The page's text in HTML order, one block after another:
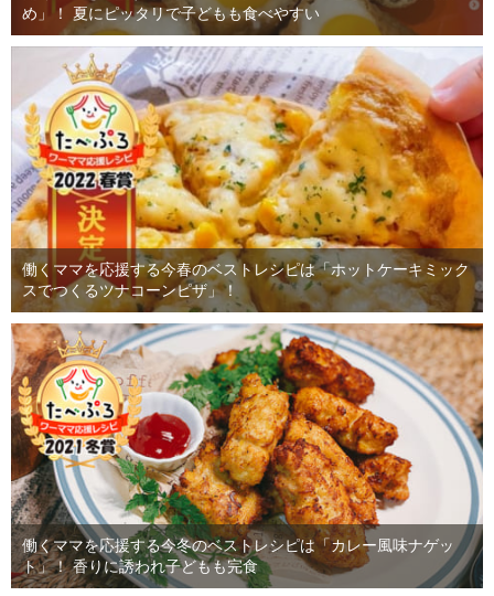
め」！ 夏にピッタリで子どもも食べやすい
働くママを応援する今春のベストレシピは「ホットケーキミック
スでつくるツナコーンピザ」！
働くママを応援する今冬のベストレシピは「カレー風味ナゲッ
ト」！ 香りに誘われ子どもも完食